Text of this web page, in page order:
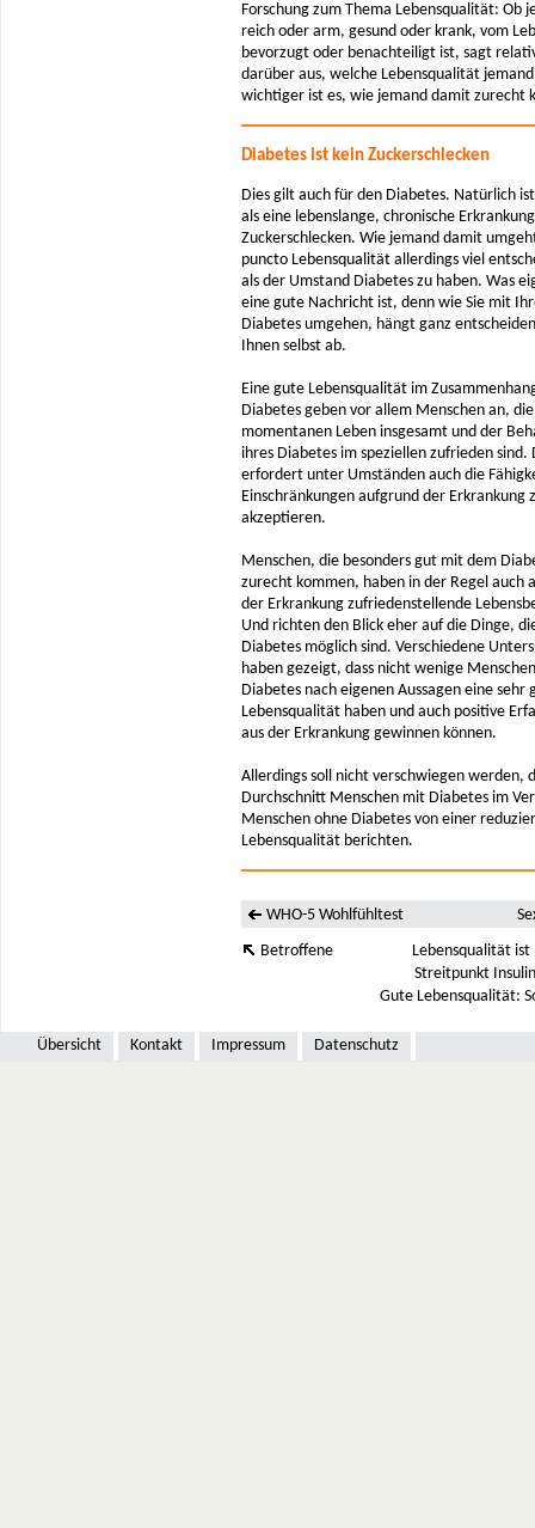
Forschung zum Thema Lebensqualität: Ob
reich oder arm, gesund oder krank, vom
bevorzugt oder benachteiligt ist, sagt
darüber aus, welche Lebensqualität
wichtiger ist es, wie jemand damit zurecht
Diabetes ist kein Zuckerschlecken
Dies gilt auch für den Diabetes. Natürlich
als eine lebenslange, chronische
Zuckerschlecken. Wie jemand damit
puncto Lebensqualität allerdings viel
als der Umstand Diabetes zu haben. Was
eine gute Nachricht ist, denn wie Sie mit
Diabetes umgehen, hängt ganz
Ihnen selbst ab.
Eine gute Lebensqualität im
Diabetes geben vor allem Menschen an,
momentanen Leben insgesamt und der
ihres Diabetes im speziellen zufrieden sind.
erfordert unter Umständen auch die
Einschränkungen aufgrund der Erkrankung
akzeptieren.
Menschen, die besonders gut mit dem
zurecht kommen, haben in der Regel auch
der Erkrankung zufriedenstellende
Und richten den Blick eher auf die Dinge,
Diabetes möglich sind. Verschiedene
haben gezeigt, dass nicht wenige
Diabetes nach eigenen Aussagen eine sehr
Lebensqualität haben und auch positive
aus der Erkrankung gewinnen können.
Allerdings soll nicht verschwiegen werden,
Durchschnitt Menschen mit Diabetes im
Menschen ohne Diabetes von einer
Lebensqualität berichten.
WHO-5 Wohlfühltest
Betroffene
Lebensqualität ist
Streitpunkt
Gute Lebensqualität:
Übersicht Kontakt Impressum Datenschutz